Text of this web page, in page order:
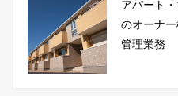
アパート
のオーナ
管理業務